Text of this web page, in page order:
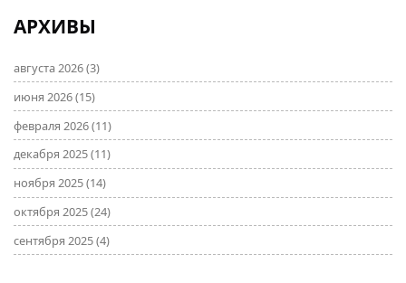
АРХИВЫ
августа 2026(3)
июня 2026(15)
февраля 2026(11)
декабря 2025(11)
ноября 2025(14)
октября 2025(24)
сентября 2025(4)